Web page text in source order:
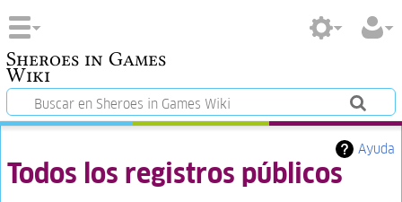
Sheroes in Games
Wiki
Ayuda
Todos los registros públicos